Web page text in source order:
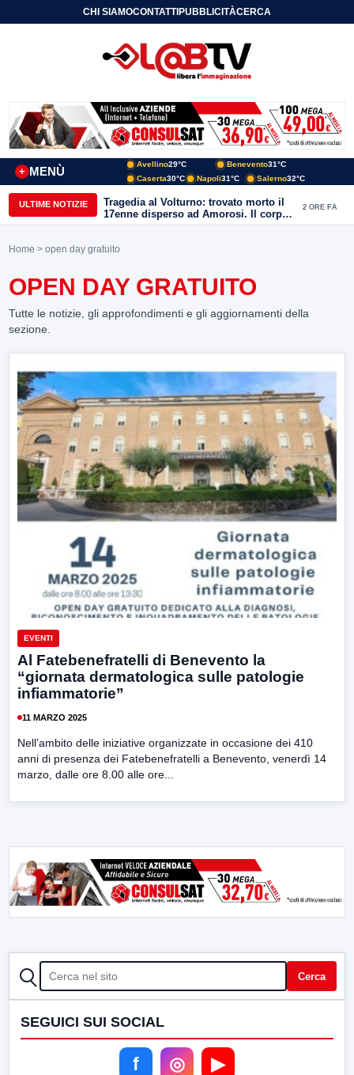
CHI SIAMOCONTATTIPUBBLICITÀCERCA
MENÙ
+
Avellino29°C Benevento31°C
Caserta30°C Napoli31°C Salerno32°C
ULTIME NOTIZIE
Tragedia al Volturno: trovato morto il
17enne disperso ad Amorosi. Il corpo
recuperato dai sommozzatori
2 ORE FA
Home > open day gratuito
OPEN DAY GRATUITO
Tutte le notizie, gli approfondimenti e gli aggiornamenti della
sezione.
EVENTI
Al Fatebenefratelli di Benevento la
“giornata dermatologica sulle patologie
infiammatorie”
11 MARZO 2025
Nell’ambito delle iniziative organizzate in occasione dei 410
anni di presenza dei Fatebenefratelli a Benevento, venerdì 14
marzo, dalle ore 8.00 alle ore...
CERCA Cerca
SEGUICI SUI SOCIAL
f ◎ ▶